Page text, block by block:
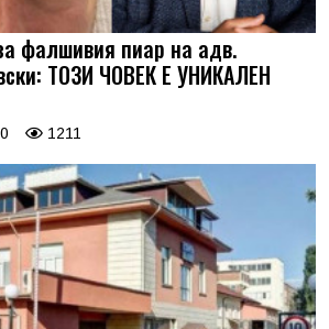
фалшивия пиар на адв.
ТОЗИ ЧОВЕК Е УНИКАЛЕН
0 1211